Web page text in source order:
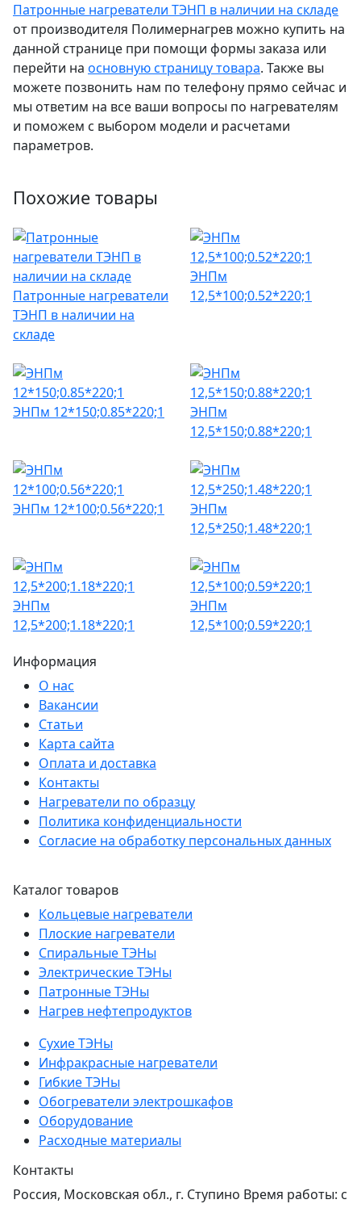
Патронные нагреватели ТЭНП в наличии на складе
от производителя Полимернагрев можно купить на
данной странице при помощи формы заказа или
перейти на основную страницу товара. Также вы
можете позвонить нам по телефону прямо сейчас и
мы ответим на все ваши вопросы по нагревателям
и поможем с выбором модели и расчетами
параметров.
Похожие товары
Патронные нагреватели
ТЭНП в наличии на
складе
ЭНПм
12,5*100;0.52*220;1
ЭНПм 12*150;0.85*220;1
ЭНПм
12,5*150;0.88*220;1
ЭНПм 12*100;0.56*220;1
ЭНПм
12,5*250;1.48*220;1
ЭНПм
12,5*200;1.18*220;1
ЭНПм
12,5*100;0.59*220;1
Информация
О нас
Вакансии
Статьи
Карта сайта
Оплата и доставка
Контакты
Нагреватели по образцу
Политика конфиденциальности
Согласие на обработку персональных данных
Каталог товаров
Кольцевые нагреватели
Плоские нагреватели
Спиральные ТЭНы
Электрические ТЭНы
Патронные ТЭНы
Нагрев нефтепродуктов
Сухие ТЭНы
Инфракрасные нагреватели
Гибкие ТЭНы
Обогреватели электрошкафов
Оборудование
Расходные материалы
Контакты
Россия, Московская обл., г. Ступино Время работы: с